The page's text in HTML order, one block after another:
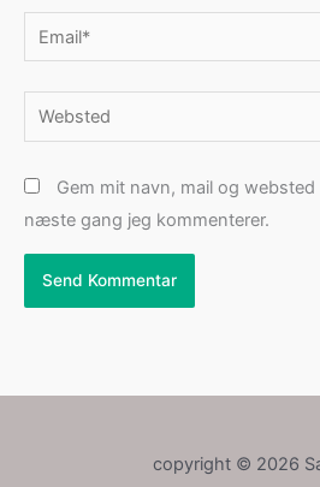
Email*
Websted
Gem mit navn, mail og
næste gang jeg kommenterer.
copyright © 2026